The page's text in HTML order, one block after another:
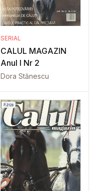
SERIAL
CALUL MAGAZIN
Anul I Nr 2
Dora Stănescu